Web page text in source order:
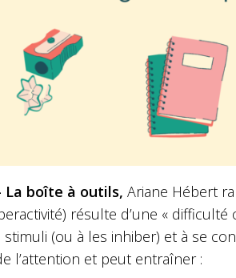
La boîte à outils, Ariane Hébert
résulte d’une «
(ou à les inhiber) et à se
l’attention et peut entraîner :